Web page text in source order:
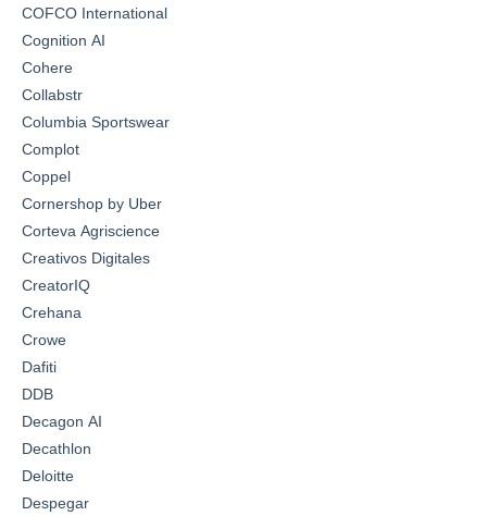
COFCO International
Cognition AI
Cohere
Collabstr
Columbia Sportswear
Complot
Coppel
Cornershop by Uber
Corteva Agriscience
Creativos Digitales
CreatorIQ
Crehana
Crowe
Dafiti
DDB
Decagon AI
Decathlon
Deloitte
Despegar